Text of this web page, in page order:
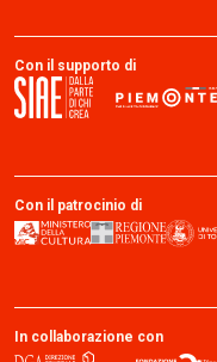
Con il supporto di
Con il patrocinio di
In collaborazione con